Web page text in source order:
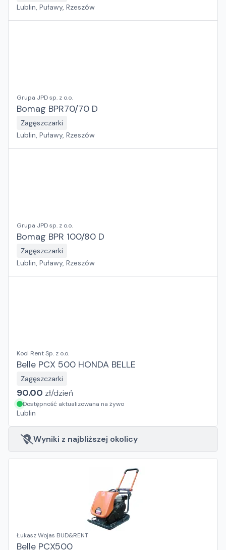
Lublin, Puławy, Rzeszów
Grupa JPD sp. z o.o.
Bomag BPR70/70 D
Zagęszczarki
Lublin, Puławy, Rzeszów
Grupa JPD sp. z o.o.
Bomag BPR 100/80 D
Zagęszczarki
Lublin, Puławy, Rzeszów
Kool Rent Sp. z o.o.
Belle PCX 500 HONDA BELLE
Zagęszczarki
90.00 zł/dzień
Dostępność aktualizowana na żywo
Lublin
Wyniki z najbliższej okolicy
Łukasz Wojas BUD&RENT
Belle PCX500